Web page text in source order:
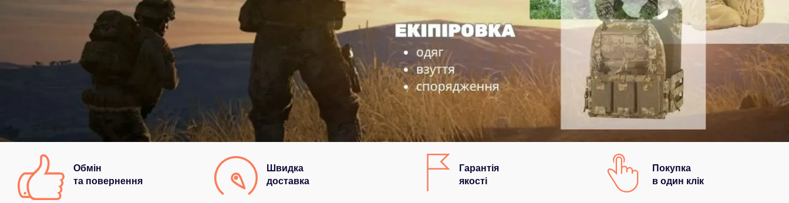
Обмін
та повернення
Швидка
доставка
Гарантія
якості
Покупка
в один клік